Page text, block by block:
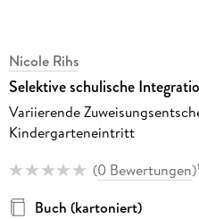
Nicole Rihs
Selektive schulische
Variierende
Kindergarteneintritt
(0 Bewertungen)
Buch (kartoniert)